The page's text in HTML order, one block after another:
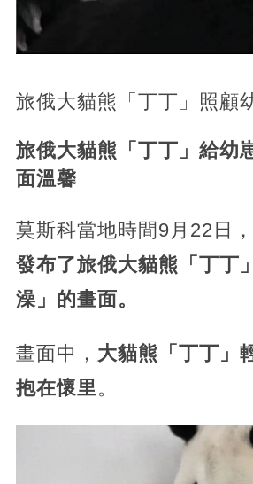
旅俄大貓熊「丁丁」照顧
旅俄大貓熊「丁丁」給幼
面溫馨
莫斯科當地時間9月22日，
發布了旅俄大貓熊「丁丁
澡」的畫面。
畫面中， 大貓熊「丁丁」
抱在懷里 。